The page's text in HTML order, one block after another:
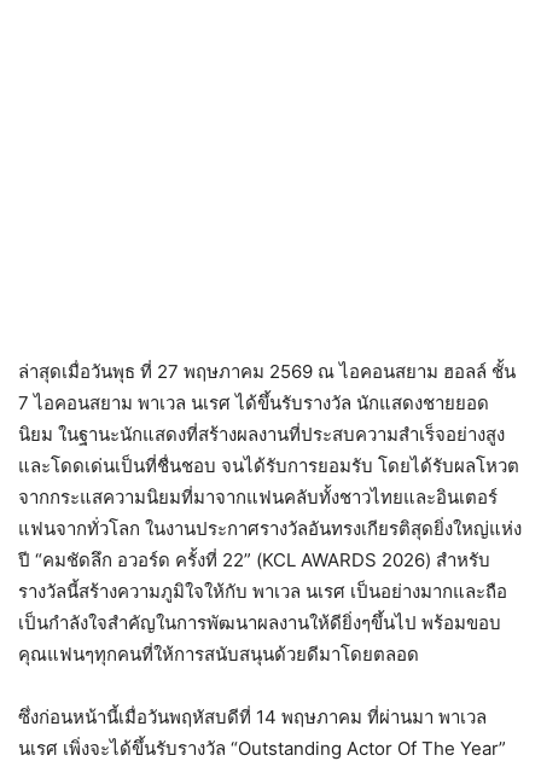
ล่าสุดเมื่อวันพุธ ที่ 27 พฤษภาคม 2569 ณ ไอคอนสยาม ฮอลล์ ชั้น
7 ไอคอนสยาม พาเวล นเรศ ได้ขึ้นรับรางวัล นักแสดงชายยอด
นิยม ในฐานะนักแสดงที่สร้างผลงานที่ประสบความสำเร็จอย่างสูง
และโดดเด่นเป็นที่ชื่นชอบ จนได้รับการยอมรับ โดยได้รับผลโหวต
จากกระแสความนิยมที่มาจากแฟนคลับทั้งชาวไทยและอินเตอร์
แฟนจากทั่วโลก ในงานประกาศรางวัลอันทรงเกียรติสุดยิ่งใหญ่แห่ง
ปี “คมชัดลึก อวอร์ด ครั้งที่ 22” (KCL AWARDS 2026) สำหรับ
รางวัลนี้สร้างความภูมิใจให้กับ พาเวล นเรศ เป็นอย่างมากและถือ
เป็นกำลังใจสำคัญในการพัฒนาผลงานให้ดียิ่งๆขึ้นไป พร้อมขอบ
คุณแฟนๆทุกคนที่ให้การสนับสนุนด้วยดีมาโดยตลอด
ซึ่งก่อนหน้านี้เมื่อวันพฤหัสบดีที่ 14 พฤษภาคม ที่ผ่านมา พาเวล
นเรศ เพิ่งจะได้ขึ้นรับรางวัล “Outstanding Actor Of The Year”